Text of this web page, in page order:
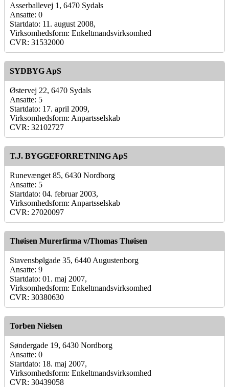
Asserballevej 1, 6470 Sydals
Ansatte: 0
Startdato: 11. august 2008,
Virksomhedsform: Enkeltmandsvirksomhed
CVR: 31532000
SYDBYG ApS
Østervej 22, 6470 Sydals
Ansatte: 5
Startdato: 17. april 2009,
Virksomhedsform: Anpartsselskab
CVR: 32102727
T.J. BYGGEFORRETNING ApS
Runevænget 85, 6430 Nordborg
Ansatte: 5
Startdato: 04. februar 2003,
Virksomhedsform: Anpartsselskab
CVR: 27020097
Thøisen Murerfirma v/Thomas Thøisen
Stavensbølgade 35, 6440 Augustenborg
Ansatte: 9
Startdato: 01. maj 2007,
Virksomhedsform: Enkeltmandsvirksomhed
CVR: 30380630
Torben Nielsen
Søndergade 19, 6430 Nordborg
Ansatte: 0
Startdato: 18. maj 2007,
Virksomhedsform: Enkeltmandsvirksomhed
CVR: 30439058